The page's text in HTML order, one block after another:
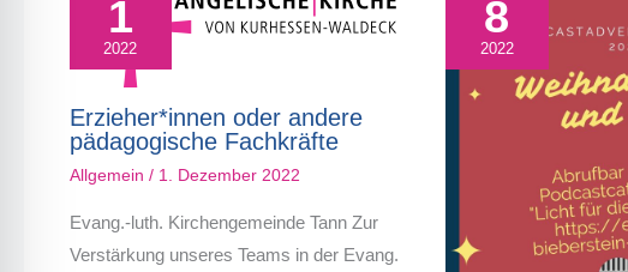
1
2022
Erzieher*innen oder andere
pädagogische Fachkräfte
Allgemein / 1. Dezember 2022
Evang.-luth. Kirchengemeinde Tann Zur
Verstärkung unseres Teams in der Evang.
8
2022